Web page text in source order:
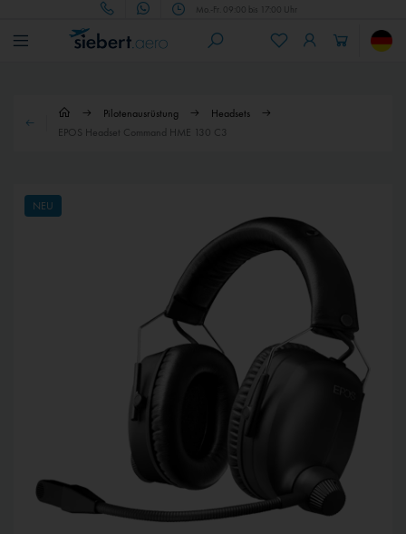
Mo.-Fr. 09:00 bis 17:00 Uhr
Pilotenausrüstung
Headsets
EPOS Headset Command HME 130 C3
NEU